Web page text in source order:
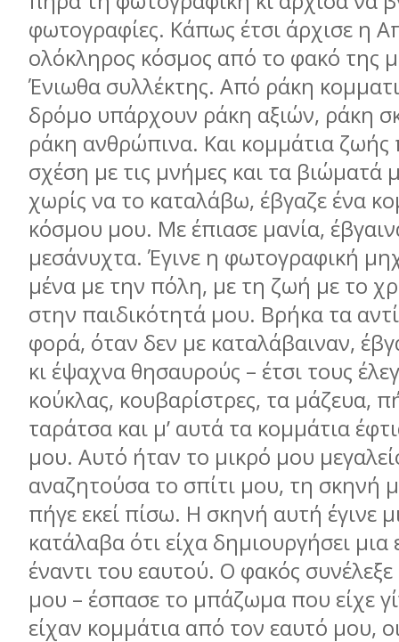
φωτογραφίες. Κάπως έτσι άρχισε η
ολόκληρος κόσµος από το φακό της
Ένιωθα συλλέκτης. Από ράκη
δρόµο υπάρχουν ράκη αξιών, ράκη
ράκη ανθρώπινα. Και κοµµάτια ζωής
σχέση µε τις µνήµες και τα βιώµατά
χωρίς να το καταλάβω, έβγαζε ένα
κόσµου µου. Με έπιασε µανία,
µεσάνυχτα. Έγινε η φωτογραφική
µένα µε την πόλη, µε τη ζωή µε το
στην παιδικότητά µου. Βρήκα τα
φορά, όταν δεν µε καταλάβαιναν,
κι έψαχνα θησαυρούς – έτσι τους
κούκλας, κουβαρίστρες, τα µάζευα,
ταράτσα και µ’ αυτά τα κοµµάτια
µου. Αυτό ήταν το µικρό µου
αναζητούσα το σπίτι µου, τη σκηνή
πήγε εκεί πίσω. Η σκηνή αυτή έγινε
κατάλαβα ότι είχα δηµιουργήσει µια
έναντι του εαυτού. Ο φακός
µου – έσπασε το µπάζωµα που είχε
είχαν κοµµάτια από τον εαυτό µου,